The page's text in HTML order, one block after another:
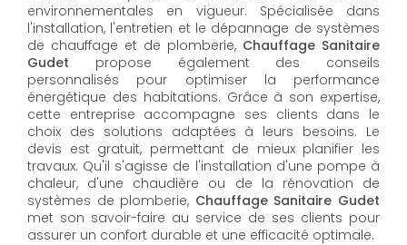
environnementales en vigueur. Spécialisée dans
l'installation, l'entretien et le dépannage de systèmes
de chauffage et de plomberie, Chauffage Sanitaire
Gudet propose également des conseils
personnalisés pour optimiser la performance
énergétique des habitations. Grâce à son expertise,
cette entreprise accompagne ses clients dans le
choix des solutions adaptées à leurs besoins. Le
devis est gratuit, permettant de mieux planifier les
travaux. Qu'il s'agisse de l'installation d'une pompe à
chaleur, d'une chaudière ou de la rénovation de
systèmes de plomberie, Chauffage Sanitaire Gudet
met son savoir-faire au service de ses clients pour
assurer un confort durable et une efficacité optimale.